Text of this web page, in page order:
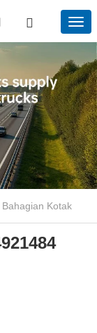
Bahagian Kotak
4921484